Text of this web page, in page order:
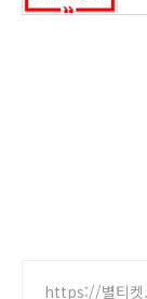
https://별티